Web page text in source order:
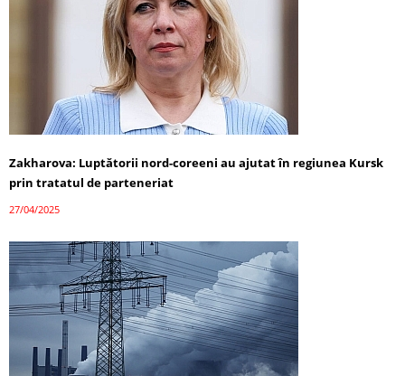
Zakharova: Luptătorii nord-coreeni au ajutat în regiunea Kursk
prin tratatul de parteneriat
27/04/2025